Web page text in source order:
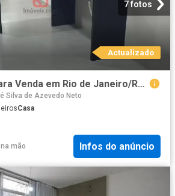
7 fotos
Actualizado
Casa / Sobrado para Venda em Rio de Janeiro/RJ Curicica 3 Quartos
Silva de Azevedo Neto
Casa
mão Infos do anúncio